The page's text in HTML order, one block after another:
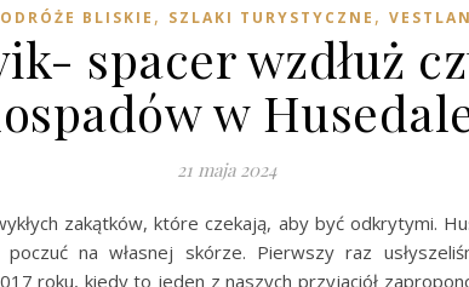
BLISKIE , SZLAKI TURYSTYCZNE ,
spacer wzdłuż
w
21 maja 2024
zakątków, które czekają, aby być odkrytymi.
na własnej skórze. Pierwszy raz
roku, kiedy to jeden z naszych przyjaciół